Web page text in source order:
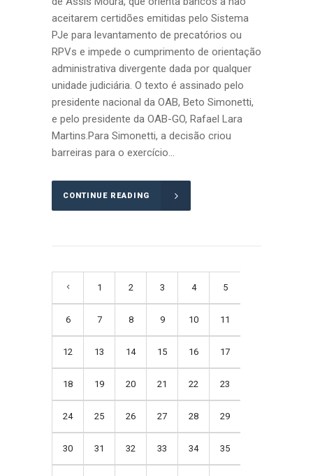
aceitarem certidões emitidas pelo Sistema
PJe para levantamento de precatórios ou
RPVs e impede o cumprimento de orientação
administrativa divergente dada por qualquer
unidade judiciária. O texto é assinado pelo
presidente nacional da OAB, Beto Simonetti,
e pelo presidente da OAB-GO, Rafael Lara
Martins.Para Simonetti, a decisão criou
barreiras para o exercício...
CONTINUE READING
1 2 3 4 5
6 7 8 9 10 11
12 13 14 15 16 17
18 19 20 21 22 23
24 25 26 27 28 29
30 31 32 33 34 35